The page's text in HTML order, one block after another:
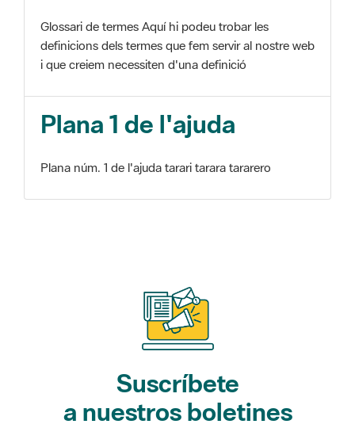
Glossari de termes Aquí hi podeu trobar les
definicions dels termes que fem servir al nostre web
i que creiem necessiten d'una definició
Plana 1 de l'ajuda
Plana núm. 1 de l'ajuda tarari tarara tararero
Suscríbete
a nuestros boletines